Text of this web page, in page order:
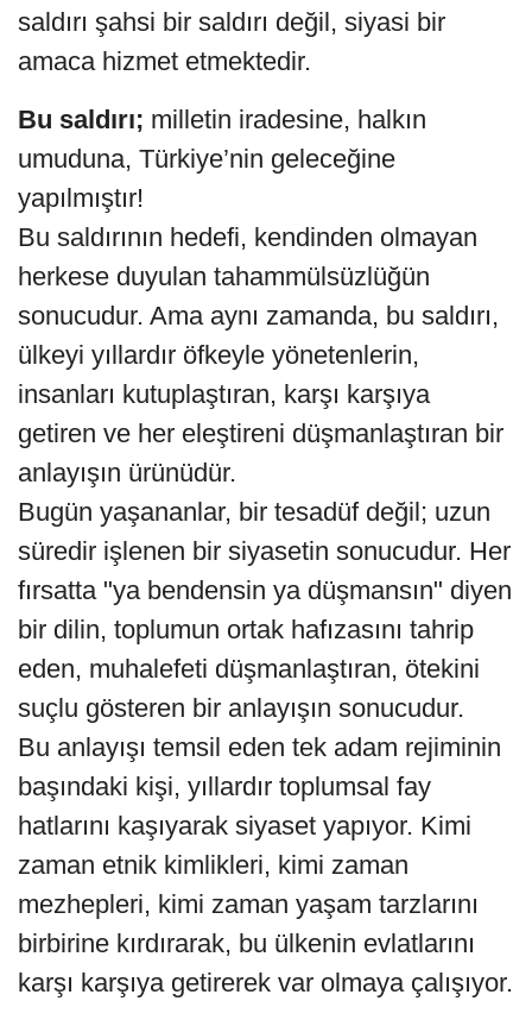
saldırı şahsi bir saldırı değil, siyasi bir
amaca hizmet etmektedir.
Bu saldırı; milletin iradesine, halkın
umuduna, Türkiye’nin geleceğine
yapılmıştır!
Bu saldırının hedefi, kendinden olmayan
herkese duyulan tahammülsüzlüğün
sonucudur. Ama aynı zamanda, bu saldırı,
ülkeyi yıllardır öfkeyle yönetenlerin,
insanları kutuplaştıran, karşı karşıya
getiren ve her eleştireni düşmanlaştıran bir
anlayışın ürünüdür.
Bugün yaşananlar, bir tesadüf değil; uzun
süredir işlenen bir siyasetin sonucudur. Her
fırsatta "ya bendensin ya düşmansın" diyen
bir dilin, toplumun ortak hafızasını tahrip
eden, muhalefeti düşmanlaştıran, ötekini
suçlu gösteren bir anlayışın sonucudur.
Bu anlayışı temsil eden tek adam rejiminin
başındaki kişi, yıllardır toplumsal fay
hatlarını kaşıyarak siyaset yapıyor. Kimi
zaman etnik kimlikleri, kimi zaman
mezhepleri, kimi zaman yaşam tarzlarını
birbirine kırdırarak, bu ülkenin evlatlarını
karşı karşıya getirerek var olmaya çalışıyor.